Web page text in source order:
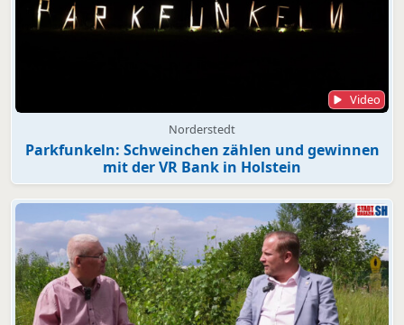
Video
Norderstedt
Parkfunkeln: Schweinchen zählen und gewinnen
mit der VR Bank in Holstein